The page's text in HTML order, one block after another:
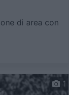
di area con
1